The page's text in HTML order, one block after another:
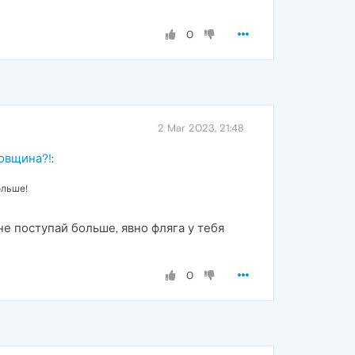
0
2 Mar 2023, 21:48
:
поступай больше, явно фляга у тебя
0